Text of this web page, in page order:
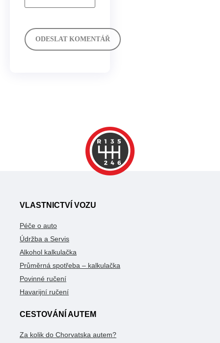
VLASTNICTVÍ VOZU
Péče o auto
Údržba a Servis
Alkohol kalkulačka
Průměrná spotřeba – kalkulačka
Povinné ručení
Havarijní ručení
CESTOVÁNÍ AUTEM
Za kolik do Chorvatska autem?